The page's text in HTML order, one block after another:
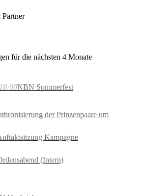
Partner
für die nächsten 4 Monate
18:00NBN Sommerfest
der Prinzenpaare um
Kampagne
(Intern)